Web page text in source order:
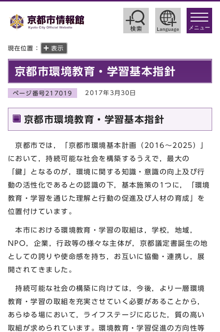
toggle
メニュー
現在位置： 表示
京都市環境教育・学習基本指針
ページ番号217019 2017年3月30日
京都市環境教育・学習基本指針
京都市では，「京都市環境基本計画（2016～2025）」
において，持続可能な社会を構築するうえで，最大の
「鍵」となるのが，環境に関する知識・意識の向上及び行
動の活性化であるとの認識の下，基本施策の1つに，「環境
教育・学習を通じた理解と行動の促進及び人材の育成」を
位置付けています。
本市における環境教育・学習の取組は，学校，地域，
NPO，企業，行政等の様々な主体が，京都議定書誕生の地
としての誇りや使命感を持ち，お互いに協働・連携し，展
開されてきました。
持続可能な社会の構築に向けては，今後，より一層環境
教育・学習の取組を充実させていく必要があることから，
あらゆる場において，ライフステージに応じた，質の高い
取組が求められています。環境教育・学習促進の方向性等